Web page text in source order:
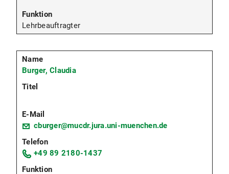
Lehrbeauftragter
Burger, Claudia
cburger@mucdr.jura.uni-muenchen.de
+49 89 2180-1437